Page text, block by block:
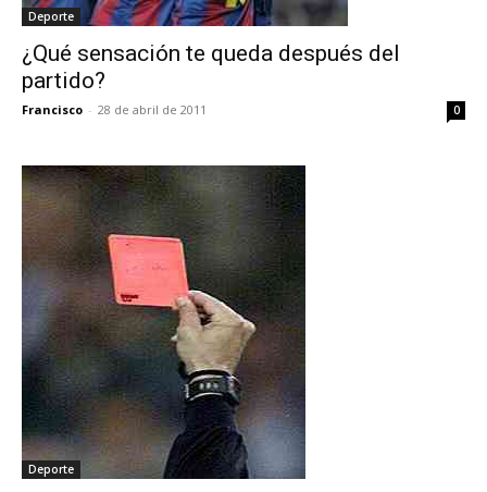
Deporte
¿Qué sensación te queda después del
partido?
Francisco - 28 de abril de 2011 0
Deporte